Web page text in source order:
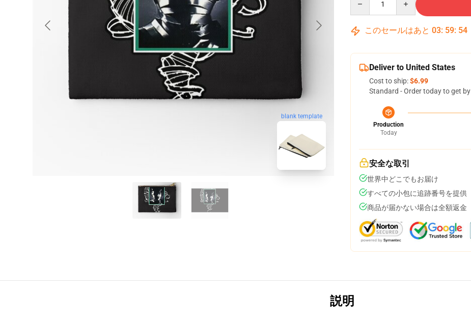
blank template
このセールはあと 03: 59: 54
Deliver to United States
Cost to ship:$6.99
Standard - Order today to get by
Production
Today
安全な取引
世界中どこでもお届け
すべての小包に追跡番号を提供
商品が届かない場合は全額返金
説明